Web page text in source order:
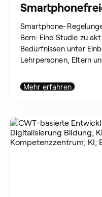
Smartphone-
Bern: Eine Studie zu
Bedürfnissen unter
Lehrpersonen, Eltern
Mehr erfahren